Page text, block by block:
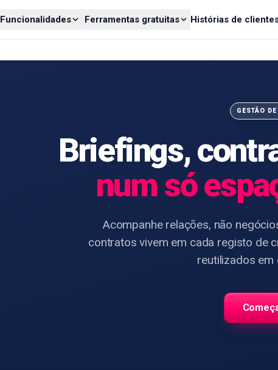
Funcionalidades Ferramentas gratuitas Histórias de
GESTÃO
Briefings,
num só
Acompanhe relações, não
contratos vivem em cada registo de
reutilizados em